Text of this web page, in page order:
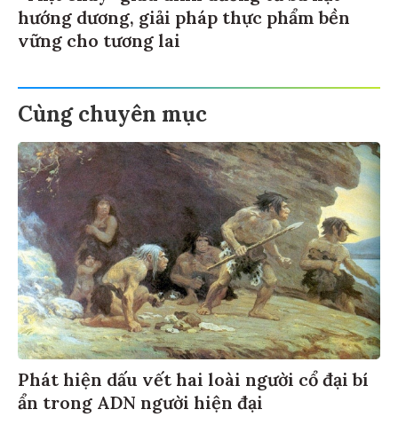
hướng dương, giải pháp thực phẩm bền
vững cho tương lai
Cùng chuyên mục
Phát hiện dấu vết hai loài người cổ đại bí
ẩn trong ADN người hiện đại